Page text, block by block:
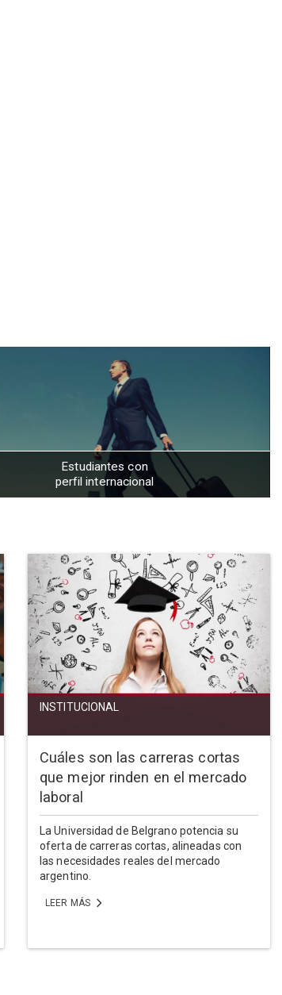
Estudiantes con
perfil internacional
INSTITUCIONAL
Cuáles son las carreras cortas
que mejor rinden en el mercado
laboral
La Universidad de Belgrano potencia su
oferta de carreras cortas, alineadas con
las necesidades reales del mercado
argentino.
LEER MÁS